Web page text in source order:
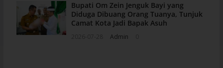
Bupati Om Zein Jenguk Bayi yang
Diduga Dibuang Orang Tuanya, Tunjuk
Camat Kota Jadi Bapak Asuh
Admin